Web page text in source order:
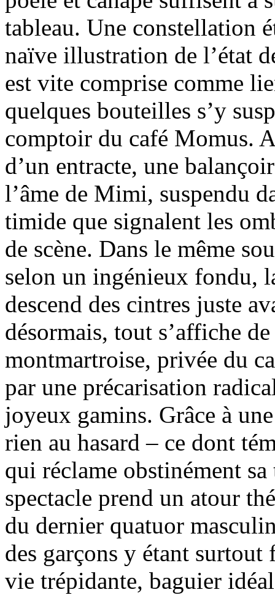
tableau. Une constellation
naïve illustration de l’état
est vite comprise comme
quelques bouteilles s’y
comptoir du café Momus.
d’un entracte, une
l’âme de Mimi, suspendu
timide que signalent les
de scène. Dans le même
selon un ingénieux fondu,
descend des cintres juste
désormais, tout s’affiche
montmartroise, privée du
par une précarisation
joyeux gamins. Grâce à
rien au hasard – ce dont
qui réclame obstinément
spectacle prend un atour
du dernier quatuor
des garçons y étant
vie trépidante, baguier